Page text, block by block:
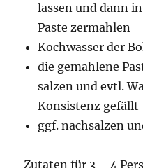
lassen und dann
Paste zermahlen
Kochwasser der
die gemahlene
salzen und evtl.
Konsistenz gefällt
ggf. nachsalzen
Zutaten für 3 – 4